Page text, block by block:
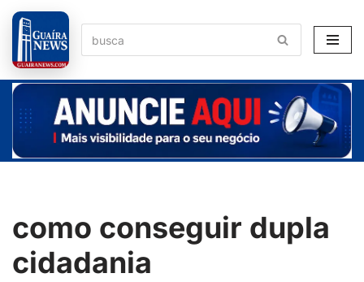
Pular
para
o
conteúdo
como conseguir dupla
cidadania